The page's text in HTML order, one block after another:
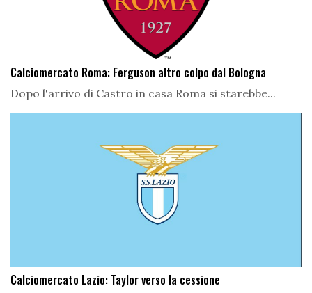
Calciomercato Roma: Ferguson altro colpo dal Bologna
Dopo l'arrivo di Castro in casa Roma si starebbe...
Calciomercato Lazio: Taylor verso la cessione